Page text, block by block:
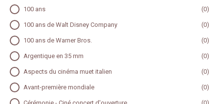
THÈME
100 ans (0)
100 ans de Walt Disney Company (0)
100 ans de Warner Bros. (0)
Argentique en 35 mm (0)
Aspects du cinéma muet italien (0)
Avant-première mondiale (0)